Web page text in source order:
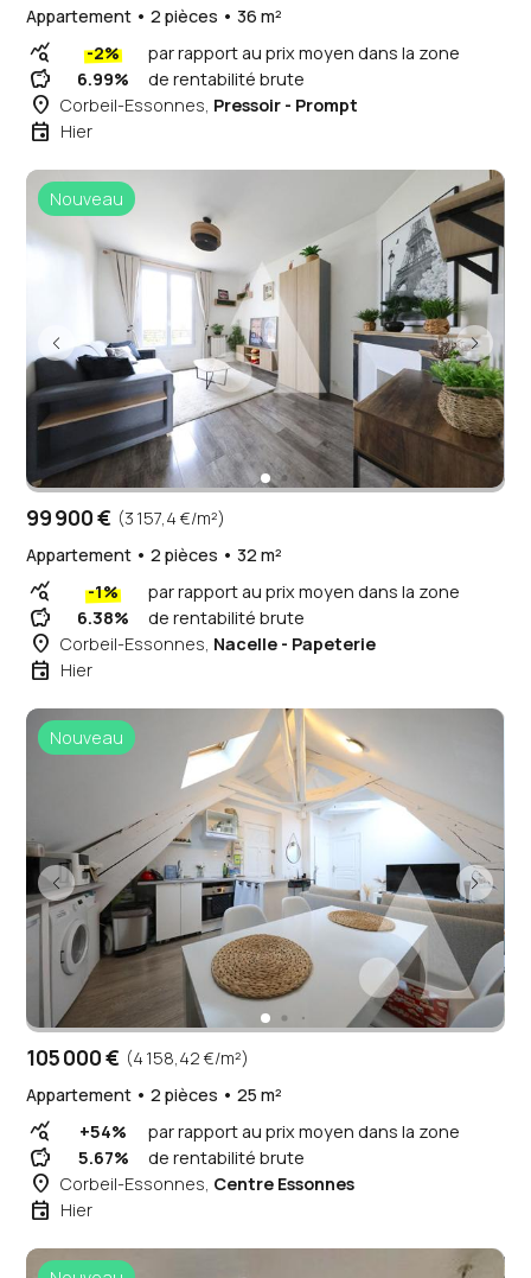
Appartement • 2 pièces • 36 m²
query_stats -2% par rapport au prix moyen dans la zone
savings 6.99% de rentabilité brute
place Corbeil-Essonnes, Pressoir - Prompt
event Hier
Nouveau
99 900 € (3 157,4 €/m²)
Appartement • 2 pièces • 32 m²
query_stats -1% par rapport au prix moyen dans la zone
savings 6.38% de rentabilité brute
place Corbeil-Essonnes, Nacelle - Papeterie
event Hier
Nouveau
105 000 € (4 158,42 €/m²)
Appartement • 2 pièces • 25 m²
query_stats +54% par rapport au prix moyen dans la zone
savings 5.67% de rentabilité brute
place Corbeil-Essonnes, Centre Essonnes
event Hier